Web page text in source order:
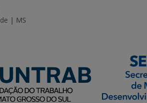
| MS